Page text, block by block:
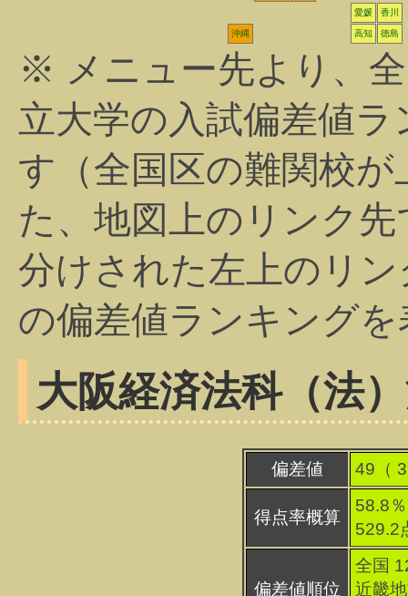
愛媛 香川
沖縄 高知 徳島
※ メニュー先より、
立大学の入試偏差値
す（全国区の難関校
た、地図上のリンク
分けされた左上のリ
の偏差値ランキング
大阪経済法科（法）
偏差値 49（ 3
得点率概算
58.8％
529.2
偏差値順位
全国
近畿